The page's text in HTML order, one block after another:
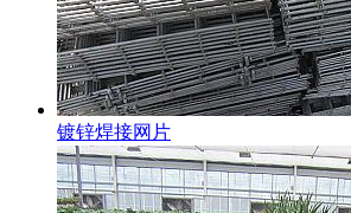
镀锌焊接网片